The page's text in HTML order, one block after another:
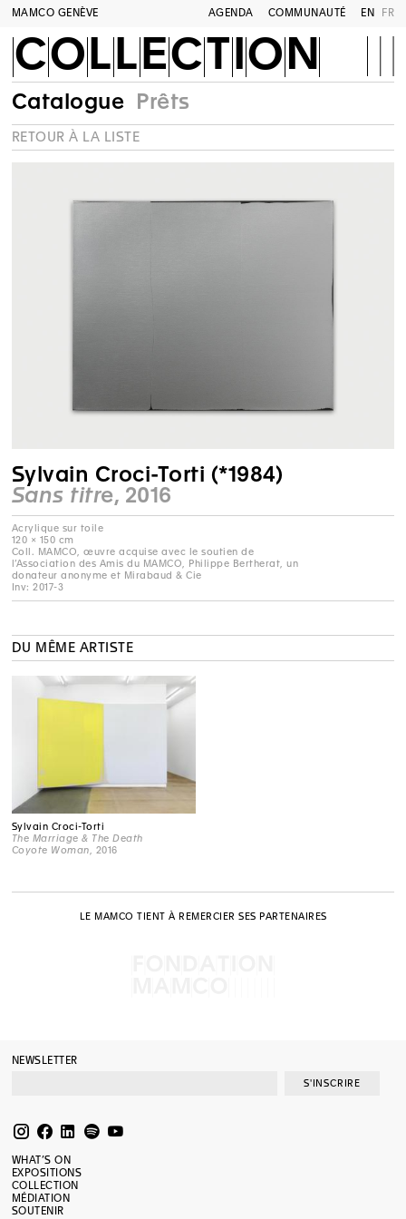
MAMCO GENÈVE AGENDA COMMUNAUTÉ EN FR
COLLECTION
Catalogue Prêts
RETOUR À LA LISTE
Sylvain Croci-Torti (*1984)
Sans titre, 2016
Acrylique sur toile
120 × 150 cm
Coll. MAMCO, œuvre acquise avec le soutien de
l’Association des Amis du MAMCO, Philippe Bertherat, un
donateur anonyme et Mirabaud & Cie
Inv: 2017-3
DU MÊME ARTISTE
Sylvain Croci-Torti
The Marriage & The Death
Coyote Woman , 2016
LE MAMCO TIENT À REMERCIER SES PARTENAIRES
NEWSLETTER
S'INSCRIRE
WHAT’S ON
EXPOSITIONS
COLLECTION
MÉDIATION
SOUTENIR